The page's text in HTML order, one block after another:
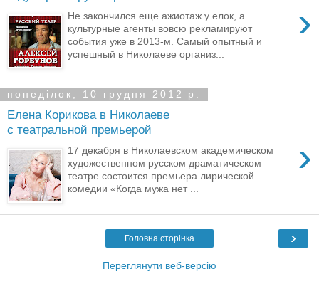
›
Не закончился еще ажиотаж у елок, а
культурные агенты вовсю рекламируют
события уже в 2013-м. Самый опытный и
успешный в Николаеве организ...
понеділок, 10 грудня 2012 р.
Елена Корикова в Николаеве
с театральной премьерой
›
17 декабря в Николаевском академическом
художественном русском драматическом
театре состоится премьера лирической
комедии «Когда мужа нет ...
›
Головна сторінка
Переглянути веб-версію